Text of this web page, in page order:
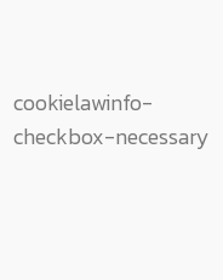
cookielawinfo-
checkbox-necessary